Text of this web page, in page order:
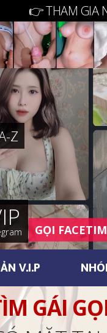
👉 THAM GIA
Z
GỌI
V.I.P
GÁI